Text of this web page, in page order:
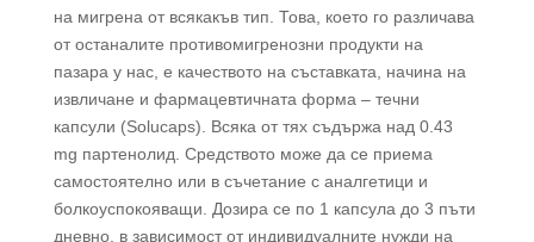
на мигрена от всякакъв тип. Това, което го различава
от останалите противомигренозни продукти на
пазара у нас, е качеството на съставката, начина на
извличане и фармацевтичната форма – течни
капсули (Solucaps). Всяка от тях съдържа над 0.43
mg партенолид. Средството може да се приема
самостоятелно или в съчетание с аналгетици и
болкоуспокояващи. Дозира се по 1 капсула до 3 пъти
дневно, в зависимост от индивидуалните нужди на